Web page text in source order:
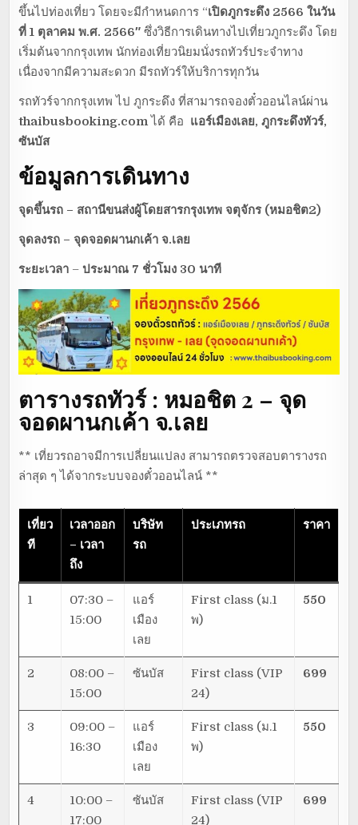
ขึ้นไปท่องเที่ยว โดยจะมีกำหนดการ “เปิดภูกระดึง 2566 ในวัน
ที่ 1 ตุลาคม พ.ศ. 2566″ซึ่งวิธีการเดินทางไปเที่ยวภูกระดึง โดย
เริ่มต้นจากกรุงเทพ นักท่องเที่ยวนิยมนั่งรถทัวร์ประจำทาง
เนื่องจากมีความสะดวก มีรถทัวร์ให้บริการทุกวัน
รถทัวร์จากกรุงเทพ ไป ภูกระดึง ที่สามารถจองตั๋วออนไลน์ผ่าน
thaibusbooking.com ได้ คือ แอร์เมืองเลย, ภูกระดึงทัวร์,
ซันบัส
ข้อมูลการเดินทาง
จุดขึ้นรถ – สถานีขนส่งผู้โดยสารกรุงเทพ จตุจักร (หมอชิต2)
จุดลงรถ – จุดจอดผานกเค้า จ.เลย
ระยะเวลา –ประมาณ 7 ชั่วโมง 30 นาที
ตารางรถทัวร์ : หมอชิต 2 – จุด
จอดผานกเค้า จ.เลย
** เที่ยวรถอาจมีการเปลี่ยนแปลง สามารถตรวจสอบตารางรถ
ล่าสุด ๆ ได้จากระบบจองตั๋วออนไลน์ **
เที่ยว
ที
เวลาออก
– เวลา
ถึง
บริษัท
รถ
ประเภทรถ ราคา
1
07:30 –
15:00
แอร์
เมือง
เลย
First class (ม.1
พ)
550
2
08:00 –
15:00
ซันบัส
First class (VIP
24)
699
3
09:00 –
16:30
แอร์
เมือง
เลย
First class (ม.1
พ)
550
4
10:00 –
17:00
ซันบัส
First class (VIP
24)
699